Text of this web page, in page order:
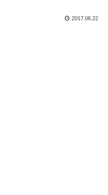
2017.06.22